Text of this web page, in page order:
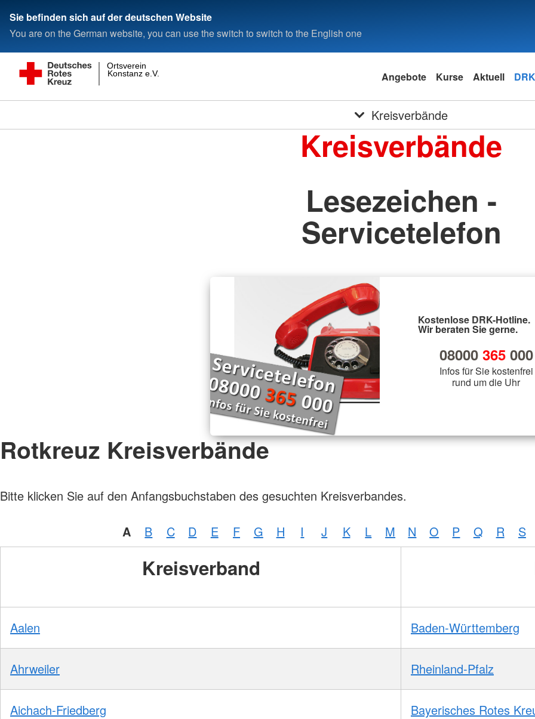
Sie befinden sich auf der deutschen Website
You are on the German website, you can use the switch to switch to the English one
Konstanz e.V.
Ortsverein
Angebote Kurse Aktuell
Kreisverbände
Kreisverbände
Lesezeichen -
Servicetelefon
Kostenlose DRK-Hotline.
Wir beraten Sie gerne.
08000 365000
Infos für Sie kostenfrei
rund um die Uhr
Rotkreuz Kreisverbände
Bitte klicken Sie auf den Anfangsbuchstaben des gesuchten Kreisverbandes.
A B C D E F G H I J K L M N O P Q R S
Kreisverband
Aalen Baden-Württemberg
Ahrweiler Rheinland-Pfalz
Aichach-Friedberg Bayerisches Rotes